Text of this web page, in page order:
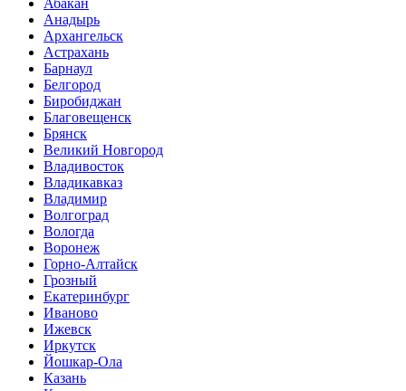
Абакан
Анадырь
Архангельск
Астрахань
Барнаул
Белгород
Биробиджан
Благовещенск
Брянск
Великий Новгород
Владивосток
Владикавказ
Владимир
Волгоград
Вологда
Воронеж
Горно-Алтайск
Грозный
Екатеринбург
Иваново
Ижевск
Иркутск
Йошкар-Ола
Казань